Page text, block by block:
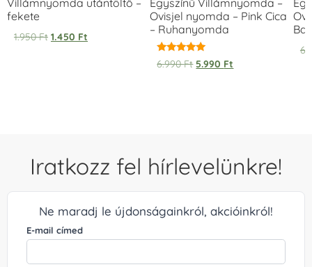
fekete
1.950Ft 1.450 Ft
Ovisjel nyomda – Pink Cica
– Ruhanyomda
Értékelés:
5.00
6.990Ft 5.990 Ft
Iratkozz fel hírlevelünkre!
Ne maradj le újdonságainkról, akcióinkról!
E-mail címed